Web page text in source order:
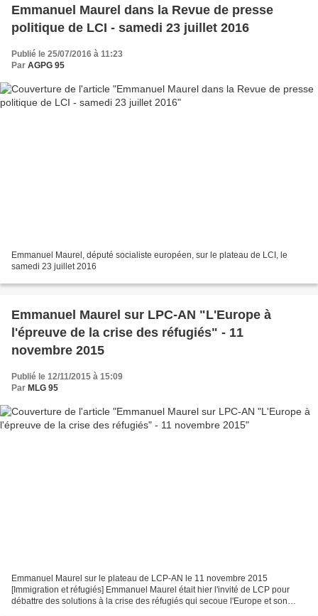
Emmanuel Maurel dans la Revue de presse
politique de LCI - samedi 23 juillet 2016
Publié le 25/07/2016 à 11:23
Par AGPG 95
Emmanuel Maurel, député socialiste européen, sur le plateau de LCI, le
samedi 23 juillet 2016
Emmanuel Maurel sur LPC-AN "L'Europe à
l'épreuve de la crise des réfugiés" - 11
novembre 2015
Publié le 12/11/2015 à 15:09
Par MLG 95
Emmanuel Maurel sur le plateau de LCP-AN le 11 novembre 2015
[Immigration et réfugiés] Emmanuel Maurel était hier l'invité de LCP pour
débattre des solutions à la crise des réfugiés qui secoue l'Europe et son